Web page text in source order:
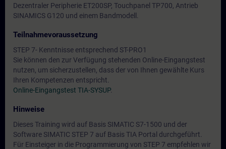
Dezentraler Peripherie ET200SP, Touchpanel TP700, Antrieb
SINAMICS G120 und einem Bandmodell.
Teilnahmevoraussetzung
STEP 7- Kenntnisse entsprechend ST-PRO1
Sie können den zur Verfügung stehenden Online-Eingangstest
nutzen, um sicherzustellen, dass der von Ihnen gewählte Kurs
Ihren Kompetenzen entspricht.
Online-Eingangstest TIA-SYSUP.
Hinweise
Dieses Training wird auf Basis SIMATIC S7-1500 und der
Software SIMATIC STEP 7 auf Basis TIA Portal durchgeführt.
Für Einsteiger in die Programmierung von STEP 7 empfehlen wir